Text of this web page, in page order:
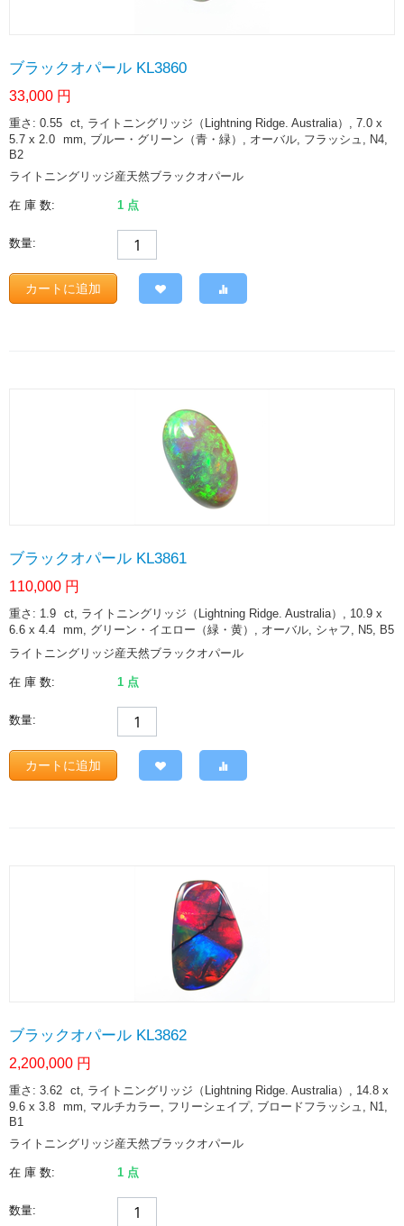
ブラックオパール KL3860
33,000 円
重さ: 0.55 ct, ライトニングリッジ（Lightning Ridge. Australia）, 7.0 x
5.7 x 2.0 mm, ブルー・グリーン（青・緑）, オーバル, フラッシュ, N4,
B2
ライトニングリッジ産天然ブラックオパール
在 庫 数: 1 点
数量:
カートに追加
ブラックオパール KL3861
110,000 円
重さ: 1.9 ct, ライトニングリッジ（Lightning Ridge. Australia）, 10.9 x
6.6 x 4.4 mm, グリーン・イエロー（緑・黄）, オーバル, シャフ, N5, B5
ライトニングリッジ産天然ブラックオパール
在 庫 数: 1 点
数量:
カートに追加
ブラックオパール KL3862
2,200,000 円
重さ: 3.62 ct, ライトニングリッジ（Lightning Ridge. Australia）, 14.8 x
9.6 x 3.8 mm, マルチカラー, フリーシェイプ, ブロードフラッシュ, N1,
B1
ライトニングリッジ産天然ブラックオパール
在 庫 数: 1 点
数量: